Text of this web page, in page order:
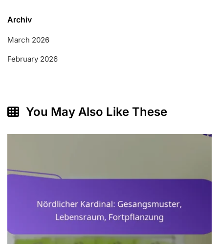
Archiv
March 2026
February 2026
You May Also Like These